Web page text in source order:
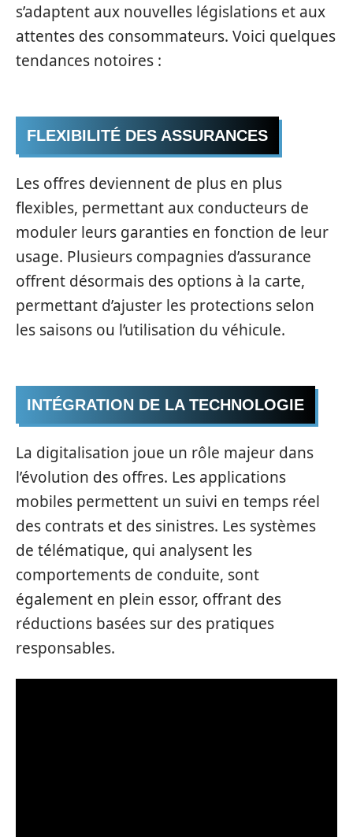
s’adaptent aux nouvelles législations et aux
attentes des consommateurs. Voici quelques
tendances notoires :
FLEXIBILITÉ DES ASSURANCES
Les offres deviennent de plus en plus
flexibles, permettant aux conducteurs de
moduler leurs garanties en fonction de leur
usage. Plusieurs compagnies d’assurance
offrent désormais des options à la carte,
permettant d’ajuster les protections selon
les saisons ou l’utilisation du véhicule.
INTÉGRATION DE LA TECHNOLOGIE
La digitalisation joue un rôle majeur dans
l’évolution des offres. Les applications
mobiles permettent un suivi en temps réel
des contrats et des sinistres. Les systèmes
de télématique, qui analysent les
comportements de conduite, sont
également en plein essor, offrant des
réductions basées sur des pratiques
responsables.